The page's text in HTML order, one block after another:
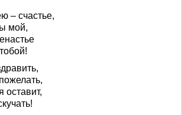
– счастье,
мой,
оставит,